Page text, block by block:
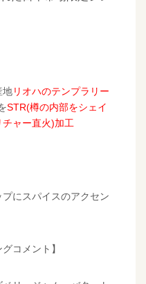
地リオハのテンプラリー
STR(樽の内部をシェイ
ャー直火)加工
にスパイスのアクセン
コメント】